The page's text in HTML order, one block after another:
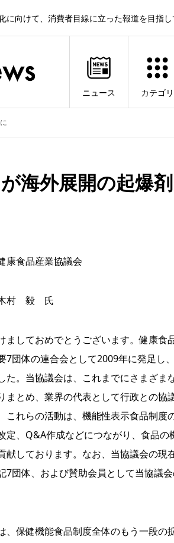
向けて、消費者目線に立った報道を目指し
ニュース カテゴリ
海外展開の起爆
康食品産業協議会
村 毅 氏
ましておめでとうございます。健康食
7団体の連合会として2009年に発足し
た。当協議会は、これまでにさまざま
まとめ、業界の代表として行政との協
これらの活動は、機能性表示食品制度
定、Q&A作成などにつながり、食品の
献しております。なお、当協議会の現
7団体、および賛助会員として当協議
保健機能食品制度全体のもう一段の